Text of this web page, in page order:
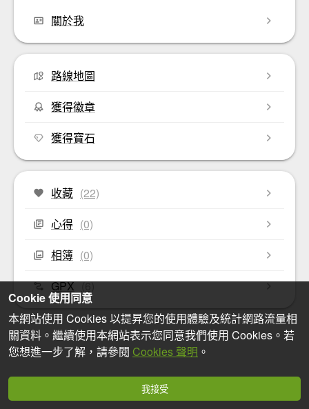
關於我
路線地圖
獲得徽章
獲得寶石
收藏 (22)
心得 (0)
相簿 (0)
GPX (6)
Cookie 使用同意
本網站使用 Cookies 以提昇您的使用體驗及統計網路流量相
關資料。繼續使用本網站表示您同意我們使用 Cookies。若
您想進一步了解，請參閱 Cookies 聲明 。
我接受